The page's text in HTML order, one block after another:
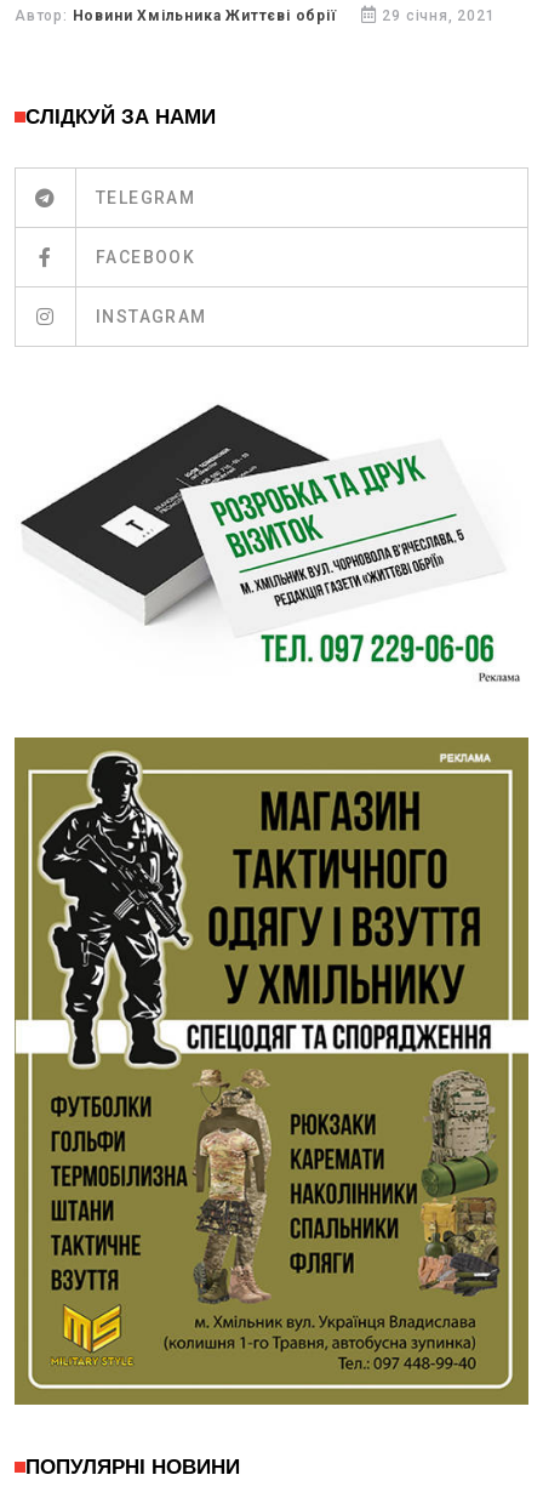
25 січня 2021 року....
Автор: Новини Хмільника Життєві обрії 29 січня, 2021
СЛІДКУЙ ЗА НАМИ
TELEGRAM
FACEBOOK
INSTAGRAM
ПОПУЛЯРНІ НОВИНИ